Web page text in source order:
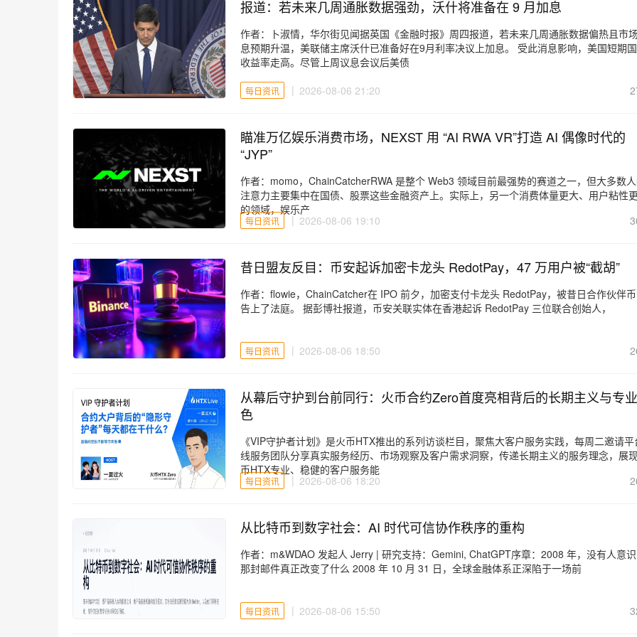
报道：若未来几周通胀数据强劲，沃什将准备在 9 月加息
作者：卜淑情，华尔街见闻据英国《金融时报》周四报道，若未来几周通胀数据偏热且市
息预期升温，美联储主席沃什已准备好在9月利率决议上加息。 受此消息影响，美国短期
收益率走高。尽管上周议息会议后美债
每日资讯 2026-08-06 21:20
瞄准万亿娱乐消费市场，NEXST 用 “AI RWA VR”打造 AI 偶像时代的
“JYP”
作者：momo，ChainCatcherRWA 是整个 Web3 领域目前最强势的赛道之一，但大多数
注意力主要集中在国债、股票这些金融资产上。实际上，另一个消费体量更大、用户粘性
的领域，娱乐产
每日资讯 2026-08-06 19:10
昔日盟友反目：币安起诉加密卡龙头 RedotPay，47 万用户被“截胡”
作者：flowie，ChainCatcher在 IPO 前夕，加密支付卡龙头 RedotPay，被昔日合作伙伴
告上了法庭。 据彭博社报道，币安关联实体在香港起诉 RedotPay 三位联合创始人，
每日资讯 2026-08-06 18:50
从幕后守护到台前同行：火币合约Zero首度亮相背后的长期主义与专
色
《VIP守护者计划》是火币HTX推出的系列访谈栏目，聚焦大客户服务实践，每周二邀请
线服务团队分享真实服务经历、市场观察及客户需求洞察，传递长期主义的服务理念，展
币HTX专业、稳健的客户服务能
每日资讯 2026-08-06 18:20
从比特币到数字社会：AI 时代可信协作秩序的重构
作者：m&WDAO 发起人 Jerry | 研究支持：Gemini, ChatGPT序章：2008 年，没有人意
那封邮件真正改变了什么 2008 年 10 月 31 日，全球金融体系正深陷于一场前
每日资讯 2026-08-06 15:50